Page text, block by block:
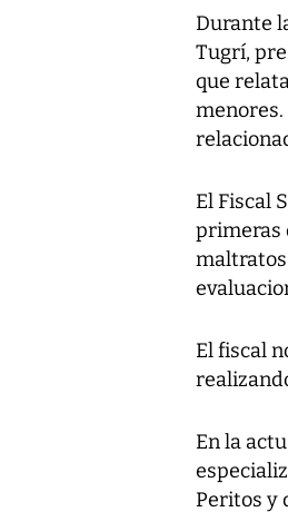
Durante
Tugrí,
que
El Fiscal
primeras
maltratos
El fiscal
En la
Peritos y